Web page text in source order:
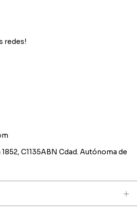
redes!
1852, C1135ABN Cdad. Autónoma de